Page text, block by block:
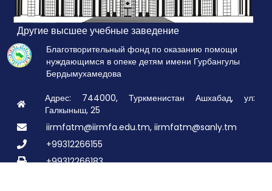
Другие высшее учебные заведение
Благотворительный фонд по оказанию помощи
нуждающимся в опеке детям имени Гурбангулы
Бердымухамедова
Адрес: 744000, Туркменистан Ашхабад, ул:
Галкыныш, 25
iirmfatm@iirmfa.edu.tm, iirmfatm@sanly.tm
+99312266155
+99312266183